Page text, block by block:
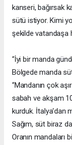
kanseri, bağırsak
sütü istiyor. Kimi
şekilde vatandaşa
“İyi bir manda
Bölgede manda
“Mandanın çok
sabah ve akşam
kurduk. İtalya’dan
Sağım, süt biraz
Oranın mandaları